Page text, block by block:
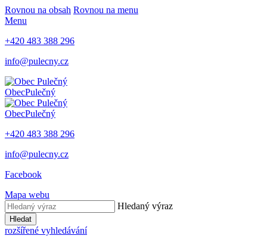
Rovnou na obsah Rovnou na menu
Menu
+420 483 388 296
info@pulecny.cz
ObecPulečný
ObecPulečný
+420 483 388 296
info@pulecny.cz
Facebook
Mapa webu
Hledaný výraz
Hledat
rozšířené vyhledávání